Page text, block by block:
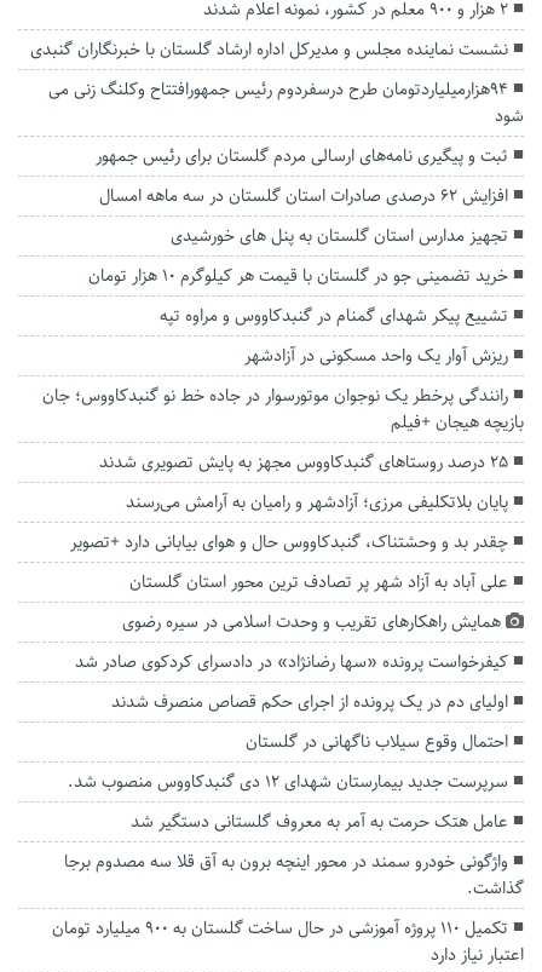
۲ هزار و ۹۰۰ معلم در کشور، نمونه اعلام شدند
نشست نماینده مجلس و مدیرکل اداره ارشاد گلستان با خبرنگاران گنبدی
۹۴هزارمیلیاردتومان طرح درسفردوم رئیس جمهورافتتاح وکلنگ زنی می
شود
ثبت و پیگیری نامه‌های ارسالی مردم گلستان برای رئیس جمهور
افزایش ۶۲ درصدی صادرات استان گلستان در سه ماهه امسال
تجهیز مدارس استان گلستان به پنل های خورشیدی
خرید تضمینی جو در گلستان با قیمت هر کیلوگرم ۱۰ هزار تومان
تشییع پیکر شهدای گمنام در گنبدکاووس و مراوه تپه
ریزش آوار یک واحد مسکونی در آزادشهر
رانندگی پرخطر یک نوجوان موتورسوار در جاده خط نو گنبدکاووس؛ جان
بازیچه هیجان +فیلم
۲۵ درصد روستاهای گنبدکاووس مجهز به پایش تصویری شدند
پایان بلاتکلیفی مرزی؛ آزادشهر و رامیان به آرامش می‌رسند
چقدر بد و وحشتناک، گنبدکاووس حال و هوای بیابانی دارد +تصویر
علی آباد به آزاد شهر پر تصادف‌ ترین محور استان گلستان
همایش راهکارهای تقریب و وحدت اسلامی در سیره رضوی
کیفرخواست پرونده «سها رضانژاد» در دادسرای کردکوی صادر شد
اولیای دم در یک پرونده از اجرای حکم قصاص منصرف شدند
احتمال وقوع سیلاب ناگهانی در گلستان
سرپرست جدید بیمارستان شهدای ۱۲ دی گنبدکاووس‌ منصوب شد.
عامل هتک حرمت به آمر به معروف گلستانی دستگیر شد
واژگونی خودرو سمند در محور اینچه برون به آق قلا سه مصدوم برجا
گذاشت.
تکمیل ۱۱۰ پروژه آموزشی در حال ساخت گلستان به ۹۰۰ میلیارد تومان
اعتبار نیاز دارد